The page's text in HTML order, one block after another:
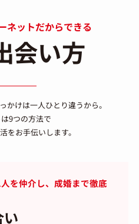
ネットだからできる
会い方
かけは一人ひとり違うから。
9つの方法で
をお手伝いします。
を仲介し、成婚まで徹底